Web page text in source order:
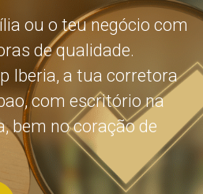
ou o teu negócio com
de qualidade.
Iberia, a tua corretora
com escritório na
bem no coração de